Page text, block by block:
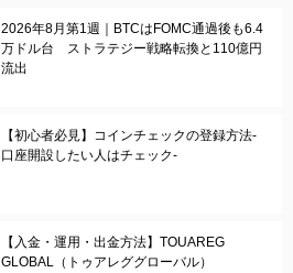
2026年8月第1週｜BTCはFOMC通過後も6.4
万ドル台 ストラテジー戦略転換と110億円
流出
【初心者必見】コインチェックの登録方法-
口座開設したい人はチェック-
【入金・運用・出金方法】TOUAREG
GLOBAL（トゥアレググローバル）